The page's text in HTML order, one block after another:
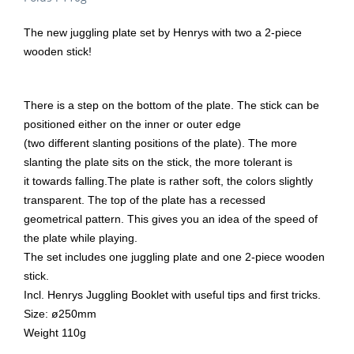
The new juggling plate set by Henrys with two a 2-piece
wooden stick!
There is a step on the bottom of the plate. The stick can be
positioned either on the inner or outer edge
(two different slanting positions of the plate). The more
slanting the plate sits on the stick, the more tolerant is
it towards falling.The plate is rather soft, the colors slightly
transparent. The top of the plate has a recessed
geometrical pattern. This gives you an idea of the speed of
the plate while playing.
The set includes one juggling plate and one 2-piece wooden
stick.
Incl. Henrys Juggling Booklet with useful tips and first tricks.
Size: ø250mm
Weight 110g